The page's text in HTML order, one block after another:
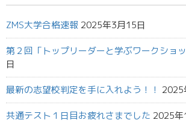
ZMS大学合格速報 2025年3月15日
第２回「トップリーダーと学ぶワークショッ
日
最新の志望校判定を手に入れよう！！ 2025
共通テスト１日目お疲れさまでした 2025年